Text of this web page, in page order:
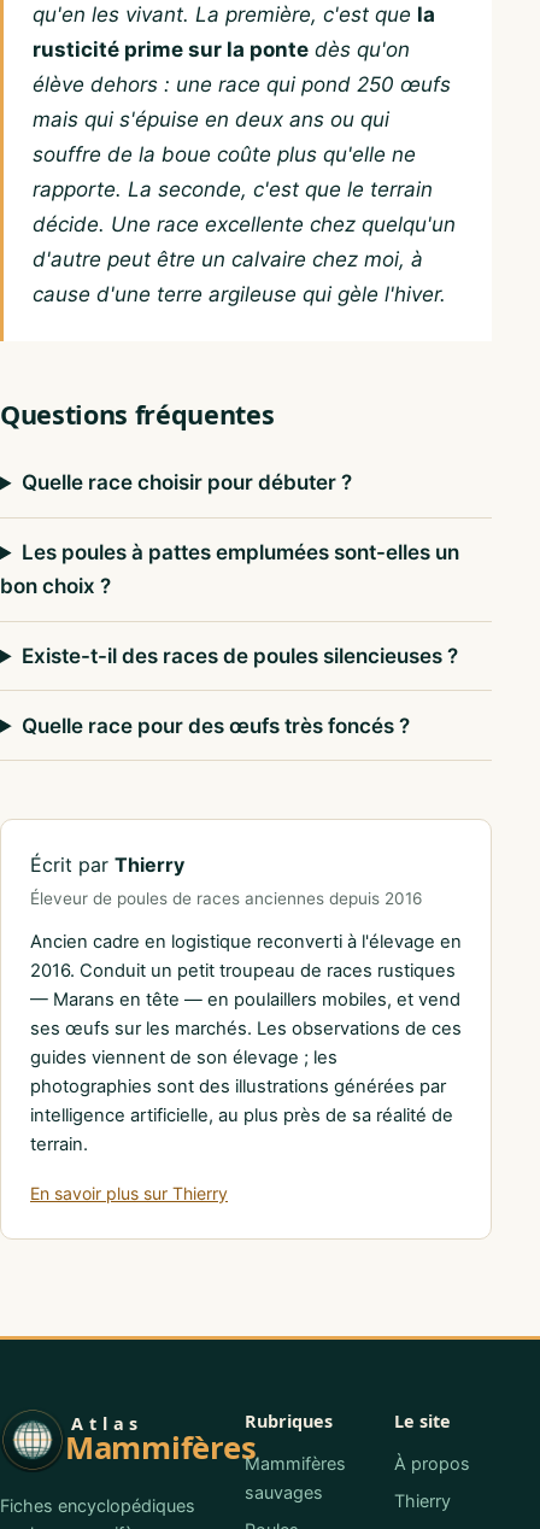
qu'en les vivant. La première, c'est que la
rusticité prime sur la ponte dès qu'on
élève dehors : une race qui pond 250 œufs
mais qui s'épuise en deux ans ou qui
souffre de la boue coûte plus qu'elle ne
rapporte. La seconde, c'est que le terrain
décide. Une race excellente chez quelqu'un
d'autre peut être un calvaire chez moi, à
cause d'une terre argileuse qui gèle l'hiver.
Questions fréquentes
Quelle race choisir pour débuter ?
Les poules à pattes emplumées sont-elles un
bon choix ?
Existe-t-il des races de poules silencieuses ?
Quelle race pour des œufs très foncés ?
Écrit par Thierry
Éleveur de poules de races anciennes depuis 2016
Ancien cadre en logistique reconverti à l'élevage en
2016. Conduit un petit troupeau de races rustiques
— Marans en tête — en poulaillers mobiles, et vend
ses œufs sur les marchés. Les observations de ces
guides viennent de son élevage ; les
photographies sont des illustrations générées par
intelligence artificielle, au plus près de sa réalité de
terrain.
En savoir plus sur Thierry
Atlas
Mammifères
Fiches encyclopédiques
Rubriques
Mammifères
sauvages
Le site
À propos
Thierry